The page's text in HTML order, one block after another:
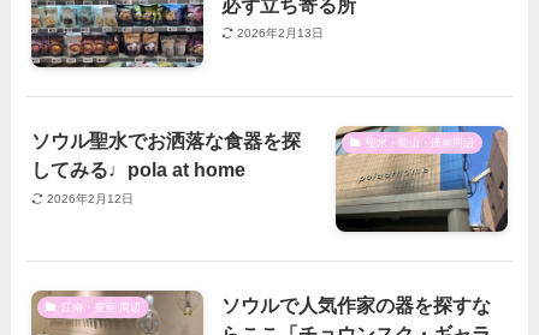
必ず立ち寄る所
2026年2月13日
聖水・龍山・漢南周辺
ソウル聖水でお洒落な食器を探
してみる♩pola at home
2026年2月12日
江南・蚕室 周辺
ソウルで人気作家の器を探すな